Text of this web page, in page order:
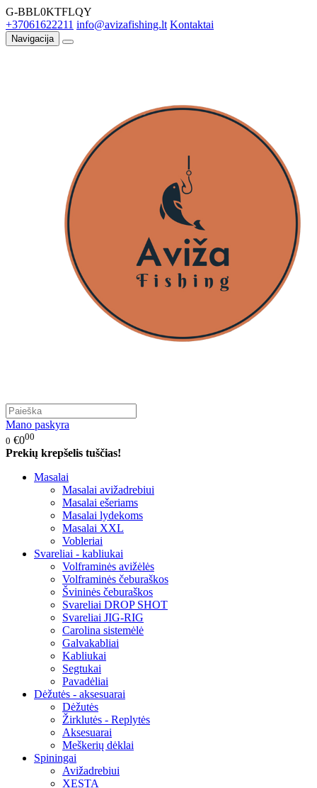
G-BBL0KTFLQY
+37061622211 info@avizafishing.lt Kontaktai
Navigacija
Mano paskyra
0 €000
Prekių krepšelis tuščias!
Masalai
Masalai avižadrebiui
Masalai ešeriams
Masalai lydekoms
Masalai XXL
Vobleriai
Svareliai - kabliukai
Volframinės avižėlės
Volframinės čeburaškos
Švininės čeburaškos
Svareliai DROP SHOT
Svareliai JIG-RIG
Carolina sistemėlė
Galvakabliai
Kabliukai
Segtukai
Pavadėliai
Dėžutės - aksesuarai
Dėžutės
Žirklutės - Replytės
Aksesuarai
Meškerių dėklai
Spiningai
Avižadrebiui
XESTA